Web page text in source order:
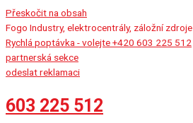
Přeskočit na obsah
Fogo Industry, elektrocentrály, záložní zdroje
Rychlá poptávka - volejte +420 603 225 512
partnerská sekce
odeslat reklamaci
603 225 512